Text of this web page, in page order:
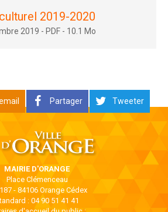
2019-2020
2019 - PDF - 10.1 Mo
Partager Tweeter
MAIRIE D'ORANGE
Place Clémenceau
187 - 84106 Orange Cédex
: 04 90 51 41 41